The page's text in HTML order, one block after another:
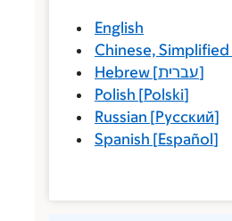
English
Chinese, Simplified
Hebrew [עברית]
Polish [Polski]
Russian [Русский]
Spanish [Español]